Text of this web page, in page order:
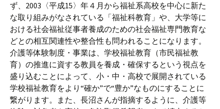
ず、2003〈平成15〉年４月から福祉系高校を中心に新た
な取り組みがなされている「福祉科教育」や、大学等に
おける社会福祉従事者養成のための社会福祉専門教育な
どとの相互関連性や整合性も問われることになります。
介護等体験制度・事業は、学校福祉教育（市民福祉教
育）の推進に資する教員を養成・確保するという視点を
盛り込むことによって、小・中・高校で展開されている
学校福祉教育をより“確か”で“豊か”なものにすることに
繋がります。また、長沼さんが指摘するように、介護等